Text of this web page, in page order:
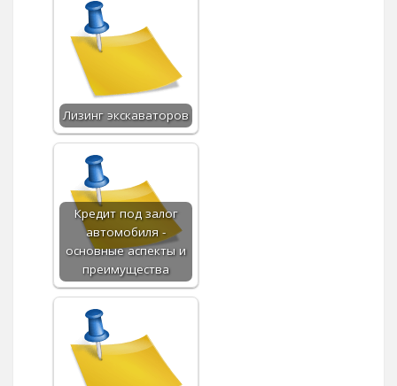
Лизинг экскаваторов
Кредит под залог
автомобиля -
основные аспекты и
преимущества